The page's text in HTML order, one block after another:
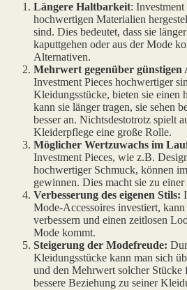
Längere Haltbarkeit:
hochwertigen Materialien
sind. Dies bedeutet, dass sie
kaputtgehen oder aus der Mode
Alternativen.
Mehrwert gegenüber günstigen
Investment Pieces hochwertiger
Kleidungsstücke, bieten sie einen
kann sie länger tragen, sie sehen
besser an. Nichtsdestotrotz spielt
Kleiderpflege eine große Rolle.
Möglicher Wertzuwachs im
Investment Pieces, wie z.B.
hochwertiger Schmuck, können
gewinnen. Dies macht sie zu
Verbesserung des eigenen Stils:
Mode-Accessoires investiert,
verbessern und einen zeitlosen
Mode kommt.
Steigerung der Modefreude:
Kleidungsstücke kann man sich
und den Mehrwert solcher Stücke
bessere Beziehung zu seiner